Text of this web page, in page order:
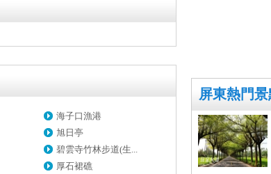
屏東熱門
海子口漁港
旭日亭
碧雲寺竹林步道(生...
厚石裙礁